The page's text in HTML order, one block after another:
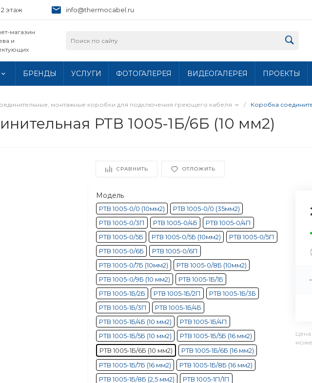
2 этаж info@thermocabel.ru
магазин
и
БРЕНДЫ УСЛУГИ ФОТОГАЛЕРЕЯ ВИДЕОГАЛЕРЕЯ ПРОЕКТЫ
монтажные коробки для подключения греющего кабеля / Коробка
РТВ 1005-1Б/6Б (10 мм2)
СРАВНИТЬ ОТЛОЖИТЬ
Модель
РТВ 1005-0/0 (10мм2)
РТВ 1005-0/0 (35мм2)
РТВ 1005-0/3П
РТВ 1005-0/4Б
РТВ 1005-0/4П
РТВ 1005-0/5Б
РТВ 1005-0/5Б (10мм2)
РТВ 1005-0/5П
РТВ 1005-0/6Б
РТВ 1005-0/6П
РТВ 1005-0/7Б (10мм2)
РТВ 1005-0/8Б (10мм2)
РТВ 1005-0/9Б (10 мм2)
РТВ 1005-1Б/1Б
РТВ 1005-1Б/2Б
РТВ 1005-1Б/2П
РТВ 1005-1Б/3Б
РТВ 1005-1Б/3П
РТВ 1005-1Б/4Б
РТВ 1005-1Б/4Б (10 мм2)
РТВ 1005-1Б/4П
РТВ 1005-1Б/5Б (10 мм2)
РТВ 1005-1Б/5Б (16 мм2)
РТВ 1005-1Б/6Б (10 мм2)
РТВ 1005-1Б/6Б (16 мм2)
РТВ 1005-1Б/7Б (16 мм2)
РТВ 1005-1Б/8Б (16 мм2)
РТВ 1005-1Б/8Б (2,5 мм2)
РТВ 1005-1П/1П
-
Цена